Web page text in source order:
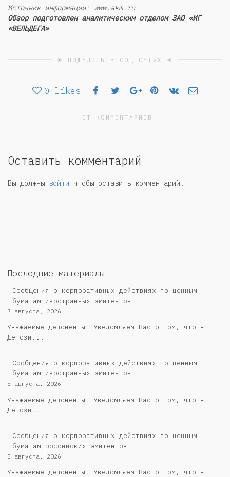
Источник информации: www.akm.ru
Обзор подготовлен аналитическим отделом ЗАО «ИГ
«ВЕЛЬДЕГА»
☀ ПОДЕЛИСЬ В СОЦ СЕТЯХ ☀
0 likes
НЕТ КОММЕНТАРИЕВ
Оставить комментарий
Вы должны войти чтобы оставить комментарий.
Последние материалы
Сообщения о корпоративных действиях по ценным
бумагам иностранных эмитентов
7 августа, 2026
Уважаемые депоненты! Уведомляем Вас о том, что в
Депози...
Сообщения о корпоративных действиях по ценным
бумагам иностранных эмитентов
5 августа, 2026
Уважаемые депоненты! Уведомляем Вас о том, что в
Депози...
Cообщения о корпоративных действиях по ценным
бумагам российских эмитентов
5 августа, 2026
Уважаемые депоненты! Уведомляем Вас о том, что в